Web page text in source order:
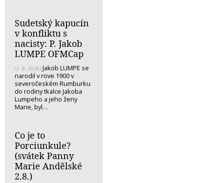
Sudetský kapucín
v konfliktu s
nacisty: P. Jakob
LUMPE OFMCap
(2. 8. 2026) Jakob LUMPE se
narodil v rove 1900 v
severočeském Rumburku
do rodiny tkalce Jakoba
Lumpeho a jeho ženy
Marie, byl…
Co je to
Porciunkule?
(svátek Panny
Marie Andělské
2.8.)